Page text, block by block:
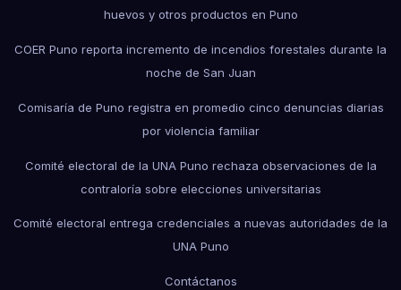
huevos y otros productos en Puno
COER Puno reporta incremento de incendios forestales durante la
noche de San Juan
Comisaría de Puno registra en promedio cinco denuncias diarias
por violencia familiar
Comité electoral de la UNA Puno rechaza observaciones de la
contraloría sobre elecciones universitarias
Comité electoral entrega credenciales a nuevas autoridades de la
UNA Puno
Contáctanos